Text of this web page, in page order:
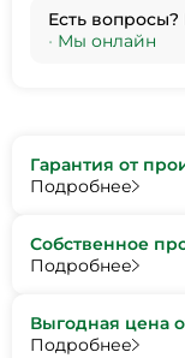
Есть
• Мы онлайн
Гарантия от
Подробнее
Собственное
Подробнее
Выгодная цена
Подробнее